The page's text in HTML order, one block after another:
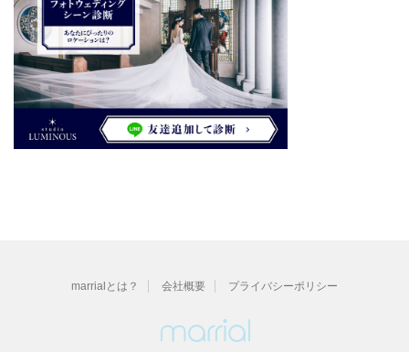
marrialとは？ 会社概要 プライバシーポリシー